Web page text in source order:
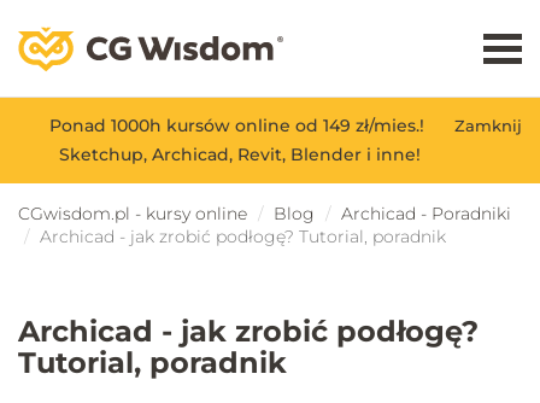
Zamknij
Ponad 1000h kursów online od 149 zł/mies.!
Sketchup, Archicad, Revit, Blender i inne!
CGwisdom.pl - kursy online Blog
Archicad - Poradniki
Archicad - jak zrobić podłogę? Tutorial, poradnik
Archicad - jak zrobić podłogę?
Tutorial, poradnik